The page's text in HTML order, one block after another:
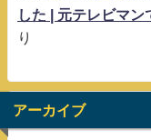
した | 元テレビマ
り
アーカイブ